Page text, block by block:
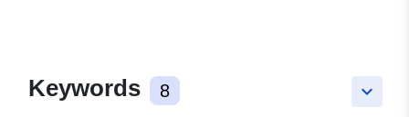
keyboard_arrow_down
Keywords 8